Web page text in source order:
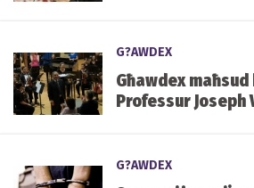
G?AWDEX
Għawdex
Professur Joseph
G?AWDEX